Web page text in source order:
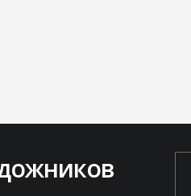
amet, consectetur